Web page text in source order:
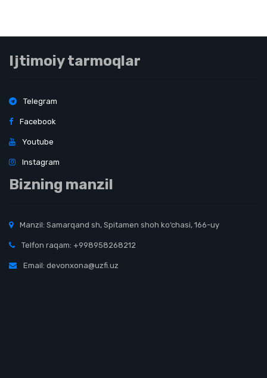
Ijtimoiy tarmoqlar
Telegram
Facebook
Youtube
Instagram
Bizning manzil
Manzil: Samarqand sh, Spitamen shoh ko‘chasi, 166-uy
Telfon raqam: +998958268212
Email: devonxona@uzfi.uz